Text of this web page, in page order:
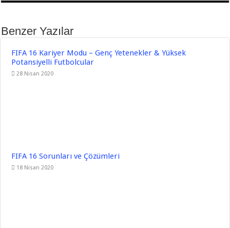
Benzer Yazılar
FIFA 16 Kariyer Modu – Genç Yetenekler & Yüksek
Potansiyelli Futbolcular
28 Nisan 2020
FIFA 16 Sorunları ve Çözümleri
18 Nisan 2020